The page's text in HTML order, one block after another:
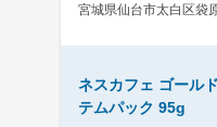
宮城県仙台市太白区袋
ネスカフェ ゴール
テムパック 95g